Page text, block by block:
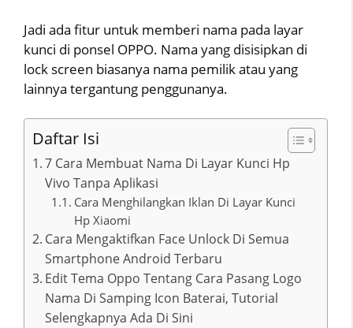
Jadi ada fitur untuk memberi nama pada layar
kunci di ponsel OPPO. Nama yang disisipkan di
lock screen biasanya nama pemilik atau yang
lainnya tergantung penggunanya.
Daftar Isi
7 Cara Membuat Nama Di Layar Kunci Hp
Vivo Tanpa Aplikasi
Cara Menghilangkan Iklan Di Layar Kunci
Hp Xiaomi
Cara Mengaktifkan Face Unlock Di Semua
Smartphone Android Terbaru
Edit Tema Oppo Tentang Cara Pasang Logo
Nama Di Samping Icon Baterai, Tutorial
Selengkapnya Ada Di Sini